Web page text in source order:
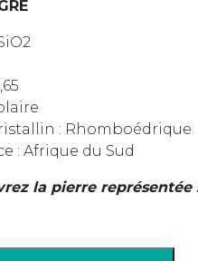
: Rhomboédrique
: Afrique du Sud
la pierre